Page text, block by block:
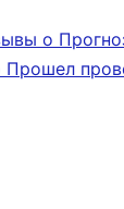
о
Прошел